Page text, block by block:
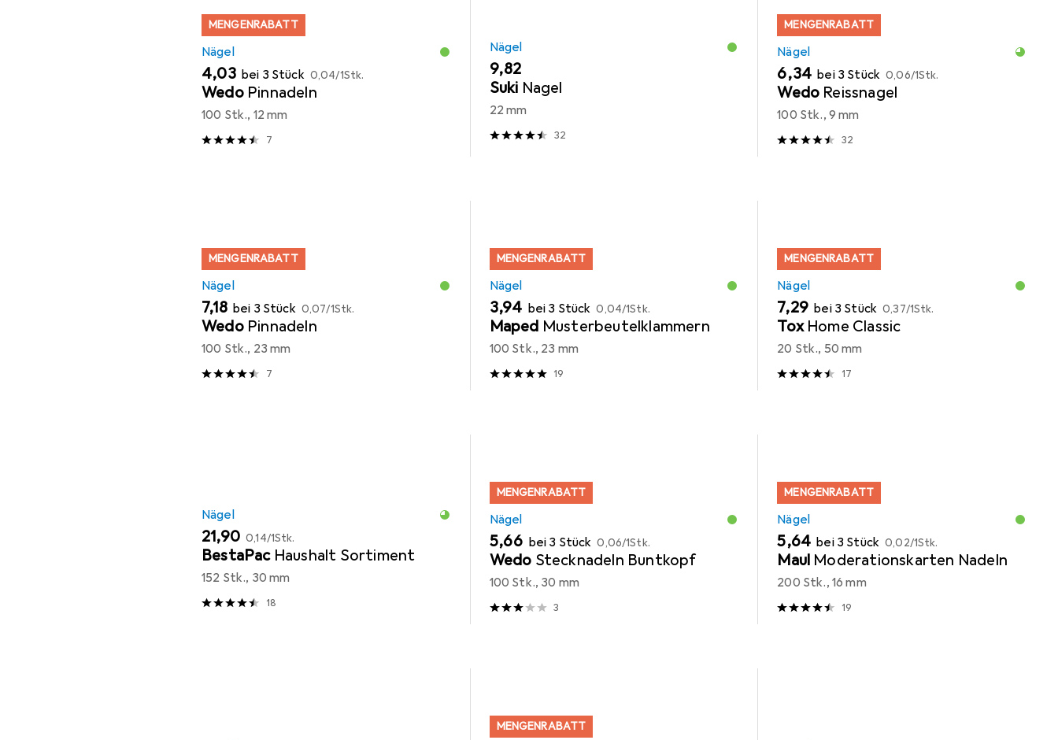
MENGENRABATT
Nägel
EUR
4,03 bei 3 Stück EUR
0,04/1Stk.
Wedo Pinnadeln
100 Stk., 12 mm
7
Nägel
EUR
9,82
Suki Nagel
22 mm
32
MENGENRABATT
Nägel
EUR
6,34 bei 3 Stück EUR
0,06/1Stk.
Wedo Reissnagel
100 Stk., 9 mm
32
MENGENRABATT
Nägel
EUR
7,18 bei 3 Stück EUR
0,07/1Stk.
Wedo Pinnadeln
100 Stk., 23 mm
7
MENGENRABATT
Nägel
EUR
3,94 bei 3 Stück EUR
0,04/1Stk.
Maped Musterbeutelklammern
100 Stk., 23 mm
19
MENGENRABATT
Nägel
EUR
7,29 bei 3 Stück EUR
0,37/1Stk.
Tox Home Classic
20 Stk., 50 mm
17
Nägel
EUR
21,90 EUR
0,14/1Stk.
BestaPac Haushalt Sortiment
152 Stk., 30 mm
18
MENGENRABATT
Nägel
EUR
5,66 bei 3 Stück EUR
0,06/1Stk.
Wedo Stecknadeln Buntkopf
100 Stk., 30 mm
3
MENGENRABATT
Nägel
EUR
5,64 bei 3 Stück EUR
0,02/1Stk.
Maul Moderationskarten Nadeln
200 Stk., 16 mm
19
MENGENRABATT